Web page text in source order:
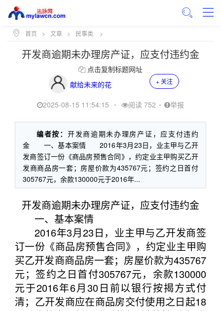
首页 > 文章 > 民事类 >
开发商逾期未办理房产证，应支付违约金
点击复制标题网址
献给未来的花
+ 关注
2025-08-15 11:54:15 • 阅读 752 • 举报
编者按： 开发商逾期未办理房产证，应支付违约
金 一、基本案情 2016年3月23日，业主甲与乙开
发商签订一份《商品房预售合同》，约定业主甲购买乙开
发商商品房一套；房屋价款为435767元；签约之日首付
305767元，余款130000元于2016年...
开发商逾期未办理房产证，应支付违约金
一、基本案情
2016年3月23日，业主甲与乙开发商签
订一份《商品房预售合同》，约定业主甲购
买乙开发商商品房一套；房屋价款为435767
元；签约之日首付305767元，余款130000
元于2016年6月30日前以银行按揭方式付
清；乙开发商应在商品房交付使用之日起18